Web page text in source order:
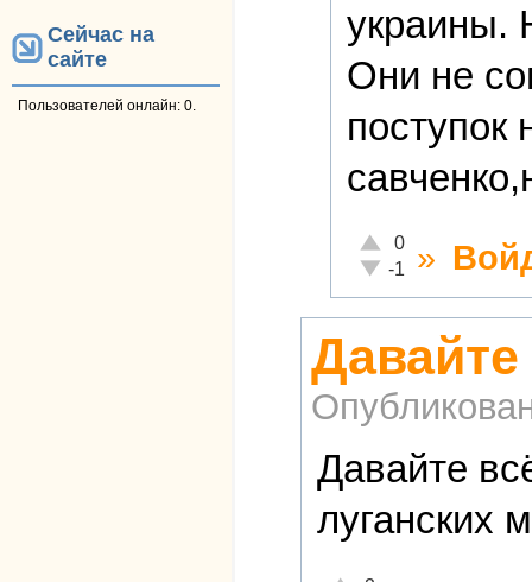
Сейчас на
сайте
Пользователей онлайн: 0.
украины.
Они не
поступок
Отлично!
0
Неадекватно!
-1 »
Давайте
Давайте
луганских